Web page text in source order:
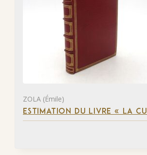
ZOLA (Émile)
ESTIMATION DU LIVRE « LA